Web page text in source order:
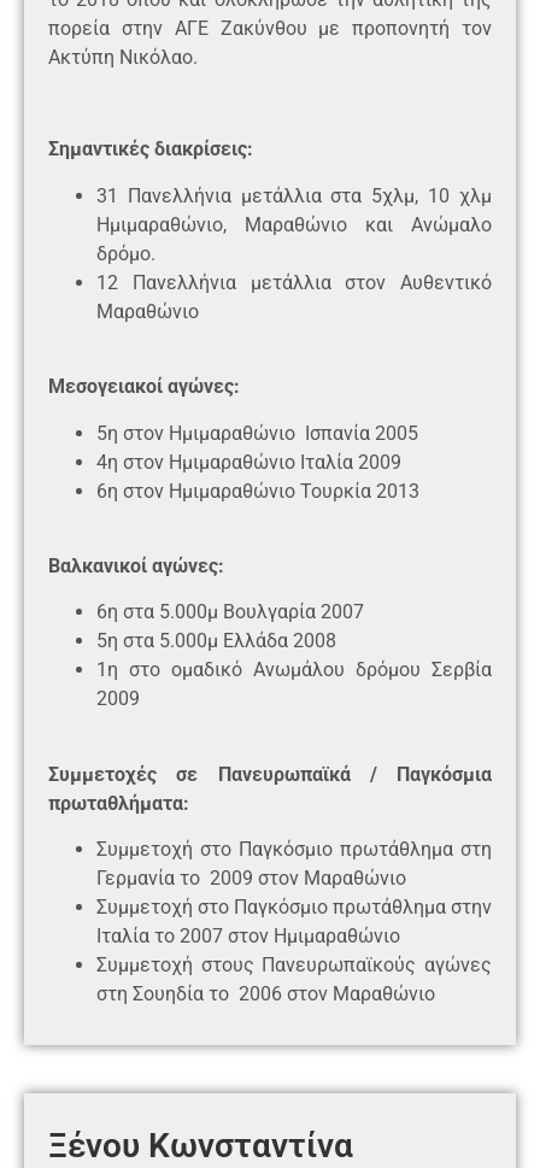
πορεία στην ΑΓΕ Ζακύνθου με προπονητή τον
Ακτύπη Νικόλαο.
Σημαντικές διακρίσεις:
31 Πανελλήνια μετάλλια στα 5χλμ, 10 χλμ
Ημιμαραθώνιο, Μαραθώνιο και Ανώμαλο
δρόμο.
12 Πανελλήνια μετάλλια στον Αυθεντικό
Μαραθώνιο
Μεσογειακοί αγώνες:
5η στον Ημιμαραθώνιο Ισπανία 2005
4η στον Ημιμαραθώνιο Ιταλία 2009
6η στον Ημιμαραθώνιο Τουρκία 2013
Βαλκανικοί αγώνες:
6η στα 5.000μ Βουλγαρία 2007
5η στα 5.000μ Ελλάδα 2008
1η στο ομαδικό Ανωμάλου δρόμου Σερβία
2009
Συμμετοχές σε Πανευρωπαϊκά / Παγκόσμια
πρωταθλήματα:
Συμμετοχή στο Παγκόσμιο πρωτάθλημα στη
Γερμανία το 2009 στον Μαραθώνιο
Συμμετοχή στο Παγκόσμιο πρωτάθλημα στην
Ιταλία το 2007 στον Ημιμαραθώνιο
Συμμετοχή στους Πανευρωπαϊκούς αγώνες
στη Σουηδία το 2006 στον Μαραθώνιο
Ξένου Κωνσταντίνα